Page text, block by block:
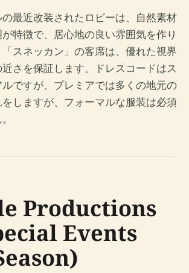
の最近改装されたロビーは、自然素材
特徴で、居心地の良い雰囲気を作り
スネッカン」の客席は、優れた視界
さを保証します。ドレスコードはス
ですが、プレミアでは多くの地元の
をしますが、フォーマルな服装は必須
Productions
Events